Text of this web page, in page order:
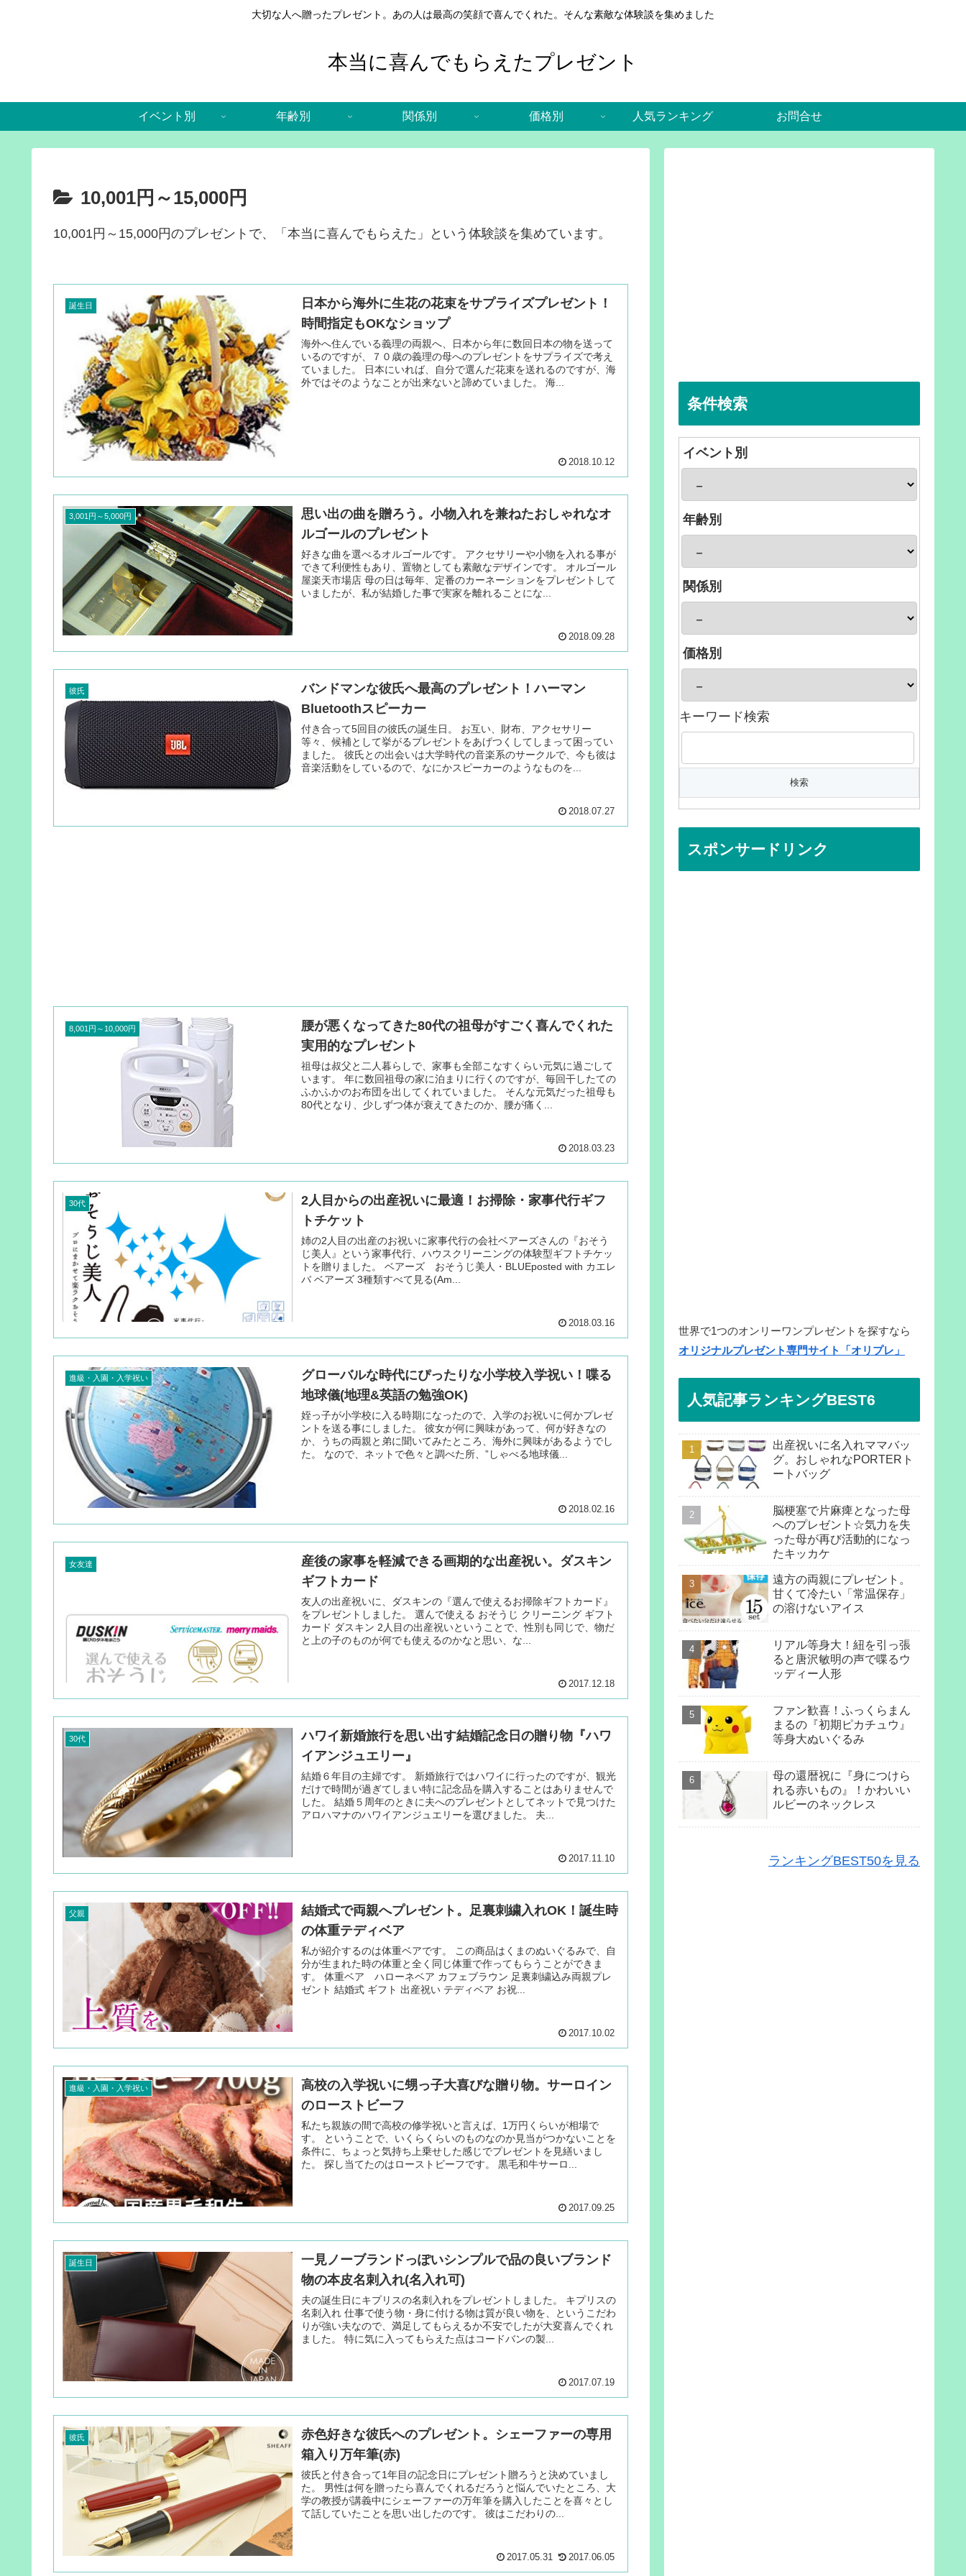
大切な人へ贈ったプレゼント。あの人は最高の笑顔で喜んでくれた。そんな素敵な体験談を集めました
本当に喜んでもらえたプレゼント
イベント別 年齢別 関係別 価格別 人気ランキング お問合せ
10,001円～15,000円
10,001円～15,000円のプレゼントで、「本当に喜んでもらえた」という体験談を集めています。
誕生日
日本から海外に生花の花束をサプライズプレゼント！
時間指定もOKなショップ
海外へ住んでいる義理の両親へ、日本から年に数回日本の物を送って
いるのですが、７０歳の義理の母へのプレゼントをサプライズで考え
ていました。 日本にいれば、自分で選んだ花束を送れるのですが、海
外ではそのようなことが出来ないと諦めていました。 海...
2018.10.12
3,001円～5,000円
思い出の曲を贈ろう。小物入れを兼ねたおしゃれなオ
ルゴールのプレゼント
好きな曲を選べるオルゴールです。 アクセサリーや小物を入れる事が
できて利便性もあり、置物としても素敵なデザインです。 オルゴール
屋楽天市場店 母の日は毎年、定番のカーネーションをプレゼントして
いましたが、私が結婚した事で実家を離れることにな...
2018.09.28
彼氏
バンドマンな彼氏へ最高のプレゼント！ハーマン
Bluetoothスピーカー
付き合って5回目の彼氏の誕生日。 お互い、財布、アクセサリー
等々、候補として挙がるプレゼントをあげつくしてしまって困ってい
ました。 彼氏との出会いは大学時代の音楽系のサークルで、今も彼は
音楽活動をしているので、なにかスピーカーのようなものを...
2018.07.27
8,001円～10,000円
腰が悪くなってきた80代の祖母がすごく喜んでくれた
実用的なプレゼント
祖母は叔父と二人暮らしで、家事も全部こなすくらい元気に過ごして
います。 年に数回祖母の家に泊まりに行くのですが、毎回干したての
ふかふかのお布団を出してくれていました。 そんな元気だった祖母も
80代となり、少しずつ体が衰えてきたのか、腰が痛く...
2018.03.23
30代
2人目からの出産祝いに最適！お掃除・家事代行ギフ
トチケット
姉の2人目の出産のお祝いに家事代行の会社ベアーズさんの『おそう
じ美人』という家事代行、ハウスクリーニングの体験型ギフトチケッ
トを贈りました。 ベアーズ おそうじ美人・BLUEposted with カエレ
バ ベアーズ 3種類すべて見る(Am...
2018.03.16
進級・入園・入学祝い
グローバルな時代にぴったりな小学校入学祝い！喋る
地球儀(地理&英語の勉強OK)
姪っ子が小学校に入る時期になったので、入学のお祝いに何かプレゼ
ントを送る事にしました。 彼女が何に興味があって、何が好きなの
か、うちの両親と弟に聞いてみたところ、海外に興味があるようでし
た。 なので、ネットで色々と調べた所、”しゃべる地球儀...
2018.02.16
女友達
産後の家事を軽減できる画期的な出産祝い。ダスキン
ギフトカード
友人の出産祝いに、ダスキンの『選んで使えるお掃除ギフトカード』
をプレゼントしました。 選んで使える おそうじ クリーニング ギフト
カード ダスキン 2人目の出産祝いということで、性別も同じで、物だ
と上の子のものが何でも使えるのかなと思い、な...
2017.12.18
30代
ハワイ新婚旅行を思い出す結婚記念日の贈り物『ハワ
イアンジュエリー』
結婚６年目の主婦です。 新婚旅行ではハワイに行ったのですが、観光
だけで時間が過ぎてしまい特に記念品を購入することはありませんで
した。 結婚５周年のときに夫へのプレゼントとしてネットで見つけた
アロハマナのハワイアンジュエリーを選びました。 夫...
2017.11.10
父親
結婚式で両親へプレゼント。足裏刺繍入れOK！誕生時
の体重テディベア
私が紹介するのは体重ベアです。 この商品はくまのぬいぐるみで、自
分が生まれた時の体重と全く同じ体重で作ってもらうことができま
す。 体重ベア ハローネベア カフェブラウン 足裏刺繍込み両親プレ
ゼント 結婚式 ギフト 出産祝い テディベア お祝...
2017.10.02
進級・入園・入学祝い
高校の入学祝いに甥っ子大喜びな贈り物。サーロイン
のローストビーフ
私たち親族の間で高校の修学祝いと言えば、1万円くらいが相場で
す。 ということで、いくらくらいのものなのか見当がつかないことを
条件に、ちょっと気持ち上乗せした感じでプレゼントを見繕いまし
た。 探し当てたのはローストビーフです。 黒毛和牛サーロ...
2017.09.25
誕生日
一見ノーブランドっぽいシンプルで品の良いブランド
物の本皮名刺入れ(名入れ可)
夫の誕生日にキプリスの名刺入れをプレゼントしました。 キプリスの
名刺入れ 仕事で使う物・身に付ける物は質が良い物を、というこだわ
りが強い夫なので、満足してもらえるか不安でしたが大変喜んでくれ
ました。 特に気に入ってもらえた点はコードバンの製...
2017.07.19
彼氏
赤色好きな彼氏へのプレゼント。シェーファーの専用
箱入り万年筆(赤)
彼氏と付き合って1年目の記念日にプレゼント贈ろうと決めていまし
た。 男性は何を贈ったら喜んでくれるだろうと悩んでいたところ、大
学の教授が講義中にシェーファーの万年筆を購入したことを喜々とし
て話していたことを思い出したのです。 彼はこだわりの...
2017.05.31 2017.06.05
条件検索
イベント別
年齢別
関係別
価格別
キーワード検索
スポンサードリンク
世界で1つのオンリーワンプレゼントを探すなら
オリジナルプレゼント専門サイト「オリプレ」
人気記事ランキングBEST6
出産祝いに名入れママバッ
グ。おしゃれなPORTERト
ートバッグ
脳梗塞で片麻痺となった母
へのプレゼント☆気力を失
った母が再び活動的になっ
たキッカケ
遠方の両親にプレゼント。
甘くて冷たい「常温保存」
の溶けないアイス
リアル等身大！紐を引っ張
ると唐沢敏明の声で喋るウ
ッディー人形
ファン歓喜！ふっくらまん
まるの『初期ピカチュウ』
等身大ぬいぐるみ
母の還暦祝に『身につけら
れる赤いもの』！かわいい
ルビーのネックレス
ランキングBEST50を見る